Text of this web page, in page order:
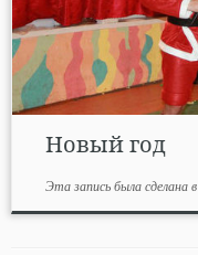
Новый год
Эта запись была сделана в